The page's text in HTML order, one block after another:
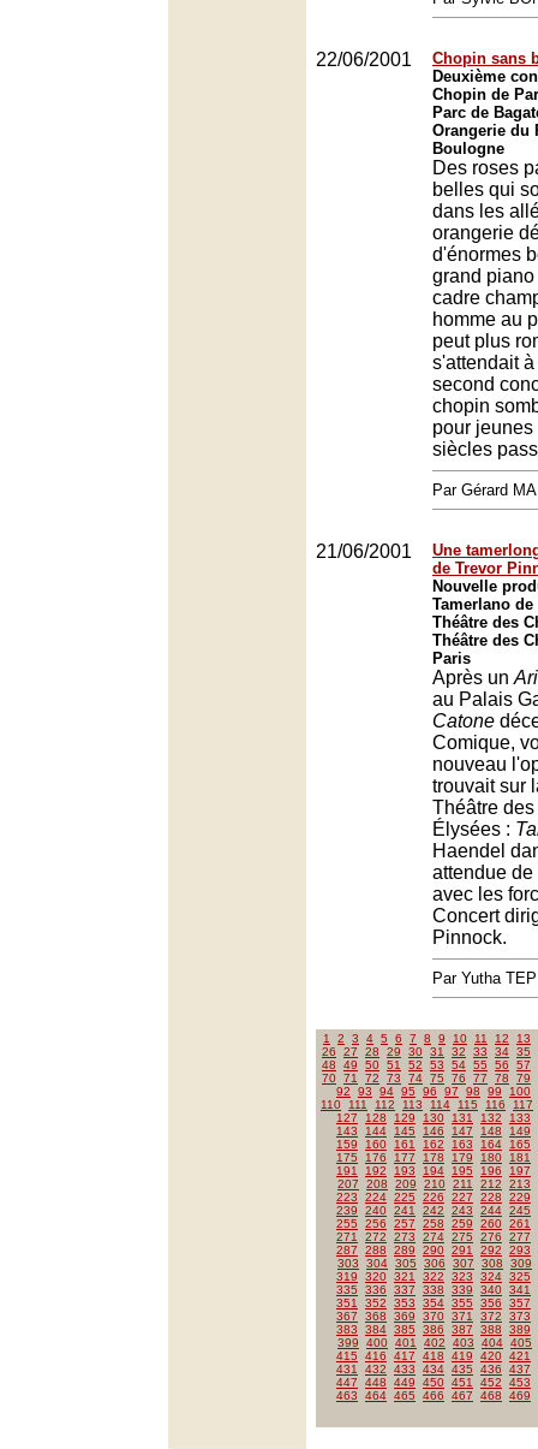
22/06/2001
Chopin sans
Deuxième
Chopin de
Parc de
Orangerie du
Boulogne
Des roses
belles qui
dans les
orangerie
d'énormes
grand
cadre
homme au
peut plus
s'attendait
second
chopin
pour
siècles
Par Gérard
21/06/2001
Une
de Trevor
Nouvelle
Tamerlano de
Théâtre des
Théâtre des
Paris
Après un
au Palais
Catone
Comique,
nouveau
trouvait sur
Théâtre
Élysées :
Haendel
attendue
avec les
Concert
Pinnock.
Par Yutha TEP
1 2 3 4 5 6 7 8 9 10 11 12
13
26
27 28 29 30 31 32 33 34 35
48
49 50 51 52 53 54 55 56
57
70 71 72 73 74 75 76 77 78
79
92
93 94 95 96 97 98 99
100
110
111 112 113 114 115 116
117
127
128 129 130 131 132
133
143
144 145 146 147 148
149
159
160 161 162 163 164
165
175
176 177 178 179 180
181
191
192 193 194 195 196
197
207
208 209 210 211 212
213
223
224 225 226 227 228
229
239
240 241 242 243 244 245
255
256 257 258 259 260 261
271
272 273 274 275 276
277
287
288 289 290 291 292
293
303
304 305 306 307 308
309
319
320 321 322 323 324 325
335
336 337 338 339 340 341
351
352 353 354 355 356
357
367
368 369 370 371 372
373
383
384 385 386 387 388
389
399
400 401 402 403 404 405
415
416 417 418 419 420 421
431
432 433 434 435 436
437
447
448 449 450 451 452
453
463
464 465 466 467 468 469